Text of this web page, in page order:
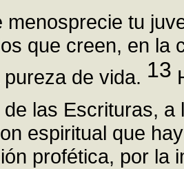
menosprecie tu
que creen, en la
de vida. 13
de las Escrituras,
espiritual que
profética, por la